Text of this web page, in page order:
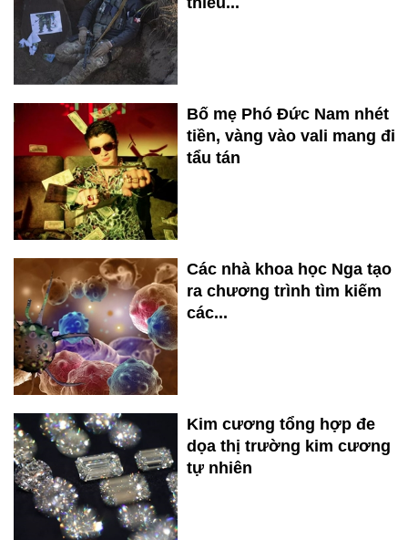
Bố mẹ Phó Đức Nam nhét
tiền, vàng vào vali mang đi
tẩu tán
Các nhà khoa học Nga tạo
ra chương trình tìm kiếm
các...
Kim cương tổng hợp đe
dọa thị trường kim cương
tự nhiên